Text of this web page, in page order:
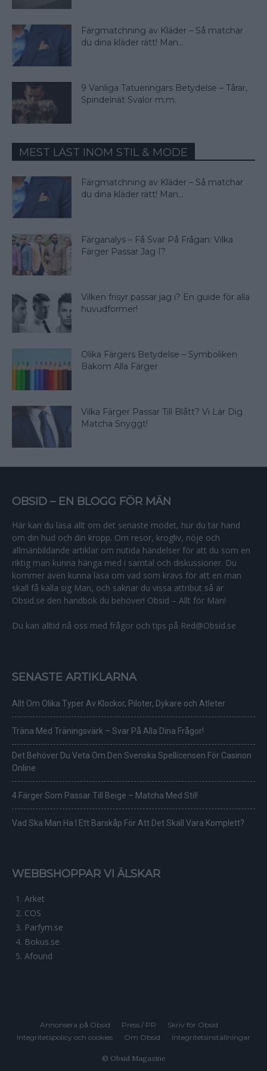
Färgmatchning av Kläder – Så matchar
du dina kläder rätt! Man...
9 Vanliga Tatueringars Betydelse – Tårar,
Spindelnät Svalor m.m.
MEST LÄST INOM STIL & MODE
Färgmatchning av Kläder – Så matchar
du dina kläder rätt! Man...
Färganalys – Få Svar På Frågan: Vilka
Färger Passar Jag I?
Vilken frisyr passar jag i? En guide för alla
huvudformer!
Olika Färgers Betydelse – Symboliken
Bakom Alla Färger
Vilka Färger Passar Till Blått? Vi Lär Dig
Matcha Snyggt!
OBSID – EN BLOGG FÖR MÄN
Här kan du läsa allt om det senaste modet, hur du tar hand
om din hud och din kropp. Om resor, krogliv, nöje och
allmänbildande artiklar om nutida händelser för att du som en
riktig man kunna hänga med i samtal och diskussioner. Du
kommer även kunna läsa om vad som krävs för att en man
skall få kalla sig Man, och saknar du vissa attribut så är
Obsid.se den handbok du behöver! Obsid – Allt för Män!
Du kan alltid nå oss med frågor och tips på Red@Obsid.se
SENASTE ARTIKLARNA
Allt Om Olika Typer Av Klockor, Piloter, Dykare och Atleter
Träna Med Träningsvärk – Svar På Alla Dina Frågor!
Det Behöver Du Veta Om Den Svenska Spellicensen För Casinon
Online
4 Färger Som Passar Till Beige – Matcha Med Stil!
Vad Ska Man Ha I Ett Barskåp För Att Det Skall Vara Komplett?
WEBBSHOPPAR VI ÄLSKAR
Arket
COS
Parfym.se
Bokus.se
Afound
Annonsera på Obsid Press / PR
Skriv för Obsid
Integritetspolicy och cookies
Om Obsid Integritetsinställningar
© Obsid Magazine